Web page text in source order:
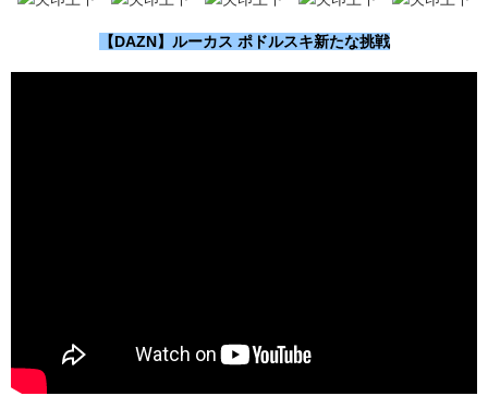
【DAZN】ルーカス ポドルスキ新たな挑戦